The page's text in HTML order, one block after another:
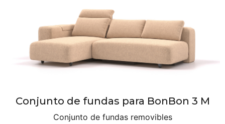
Conjunto de fundas para BonBon 3 M
Conjunto de fundas removibles